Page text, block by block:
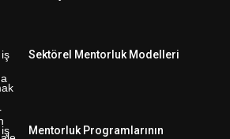
Sektörel Mentorluk Modelleri
Mentorluk Programlarının